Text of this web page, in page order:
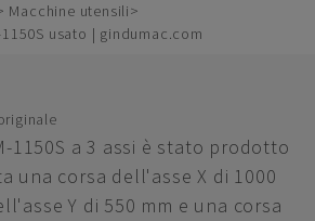
Macchine utensili
usato | gindumac.com
1150S a 3 assi è stato prodotto
una corsa dell'asse X di 1000
Y di 550 mm e una corsa